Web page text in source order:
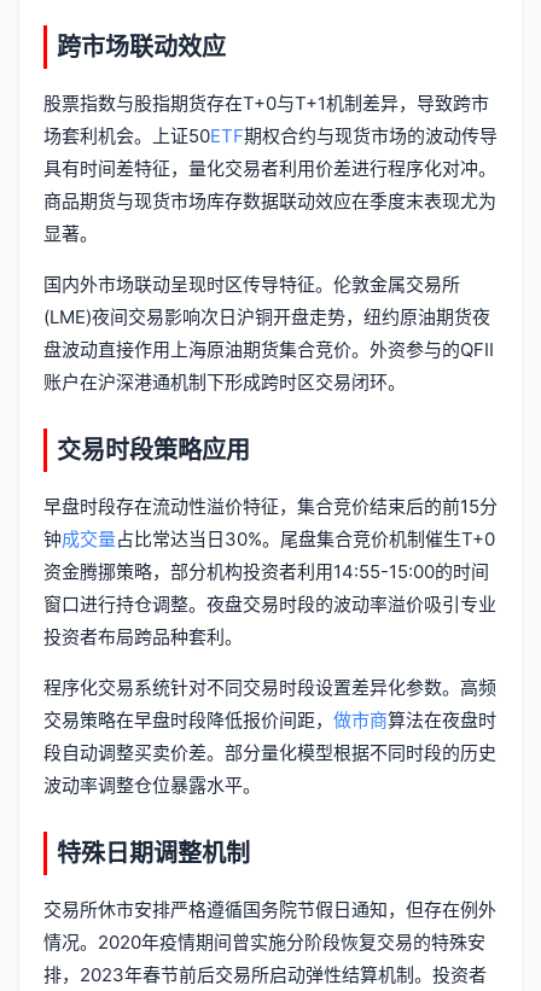
跨市场联动效应
股票指数与股指期货存在T+0与T+1机制差异，导致跨市
场套利机会。上证50ETF期权合约与现货市场的波动传导
具有时间差特征，量化交易者利用价差进行程序化对冲。
商品期货与现货市场库存数据联动效应在季度末表现尤为
显著。
国内外市场联动呈现时区传导特征。伦敦金属交易所
(LME)夜间交易影响次日沪铜开盘走势，纽约原油期货夜
盘波动直接作用上海原油期货集合竞价。外资参与的QFII
账户在沪深港通机制下形成跨时区交易闭环。
交易时段策略应用
早盘时段存在流动性溢价特征，集合竞价结束后的前15分
钟成交量占比常达当日30%。尾盘集合竞价机制催生T+0
资金腾挪策略，部分机构投资者利用14:55-15:00的时间
窗口进行持仓调整。夜盘交易时段的波动率溢价吸引专业
投资者布局跨品种套利。
程序化交易系统针对不同交易时段设置差异化参数。高频
交易策略在早盘时段降低报价间距， 做市商算法在夜盘时
段自动调整买卖价差。部分量化模型根据不同时段的历史
波动率调整仓位暴露水平。
特殊日期调整机制
交易所休市安排严格遵循国务院节假日通知，但存在例外
情况。2020年疫情期间曾实施分阶段恢复交易的特殊安
排，2023年春节前后交易所启动弹性结算机制。投资者